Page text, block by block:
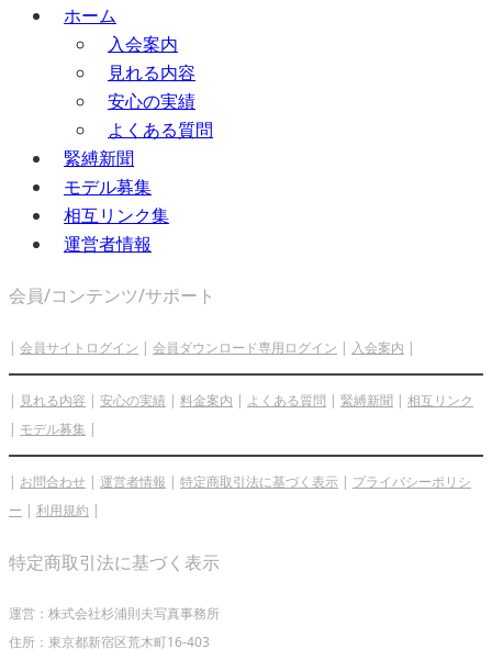
ホーム
入会案内
見れる内容
安心の実績
よくある質問
緊縛新聞
モデル募集
相互リンク集
運営者情報
会員/コンテンツ/サポート
| 会員サイトログイン | 会員ダウンロード専用ログイン | 入会案内 |
| 見れる内容 | 安心の実績 | 料金案内 | よくある質問 | 緊縛新聞 | 相互リンク
| モデル募集 |
| お問合わせ | 運営者情報 | 特定商取引法に基づく表示 | プライバシーポリシ
ー | 利用規約 |
特定商取引法に基づく表示
運営：株式会社杉浦則夫写真事務所
住所：東京都新宿区荒木町16-403